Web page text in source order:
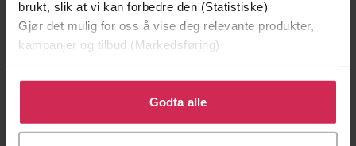
brukt, slik at vi kan forbedre den (Statistiske)
Gjør det mulig for oss å vise deg relevante produkter,
kampanjer og tilbud (Markedsføring)
Klikk på «Godta alle» for å gi oss ditt samtykke til å
bruke cookies for alle disse formålene. Du kan også
tilpasse ditt samtykke til spesifikke formål ved å klikke
Godta alle